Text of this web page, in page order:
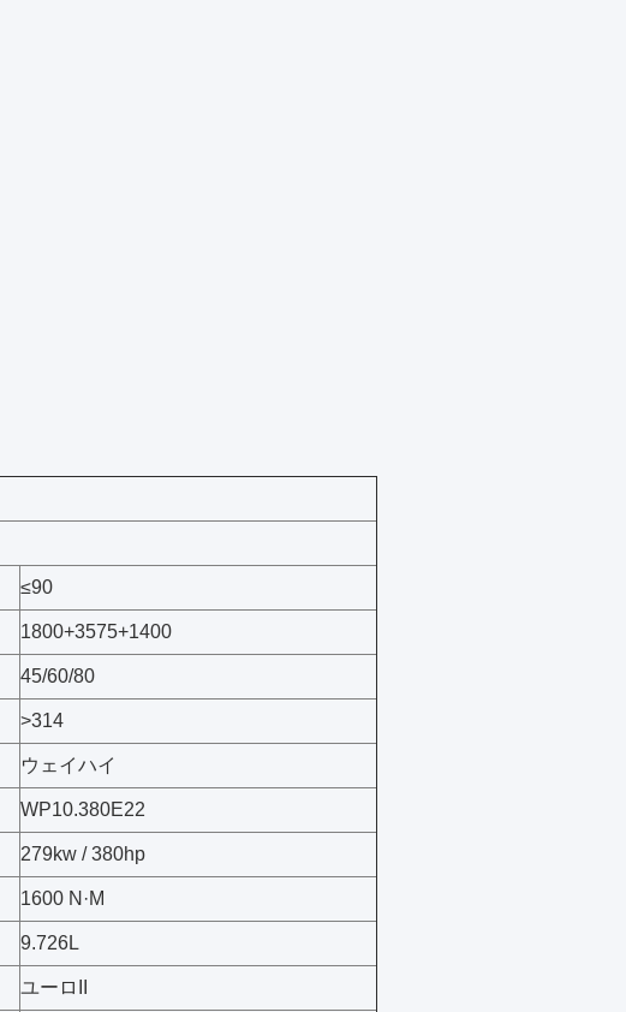
≤90
1800+3575+1400
45/60/80
>314
ウェイハイ
WP10.380E22
279kw / 380hp
1600 N·M
9.726L
ユーロII